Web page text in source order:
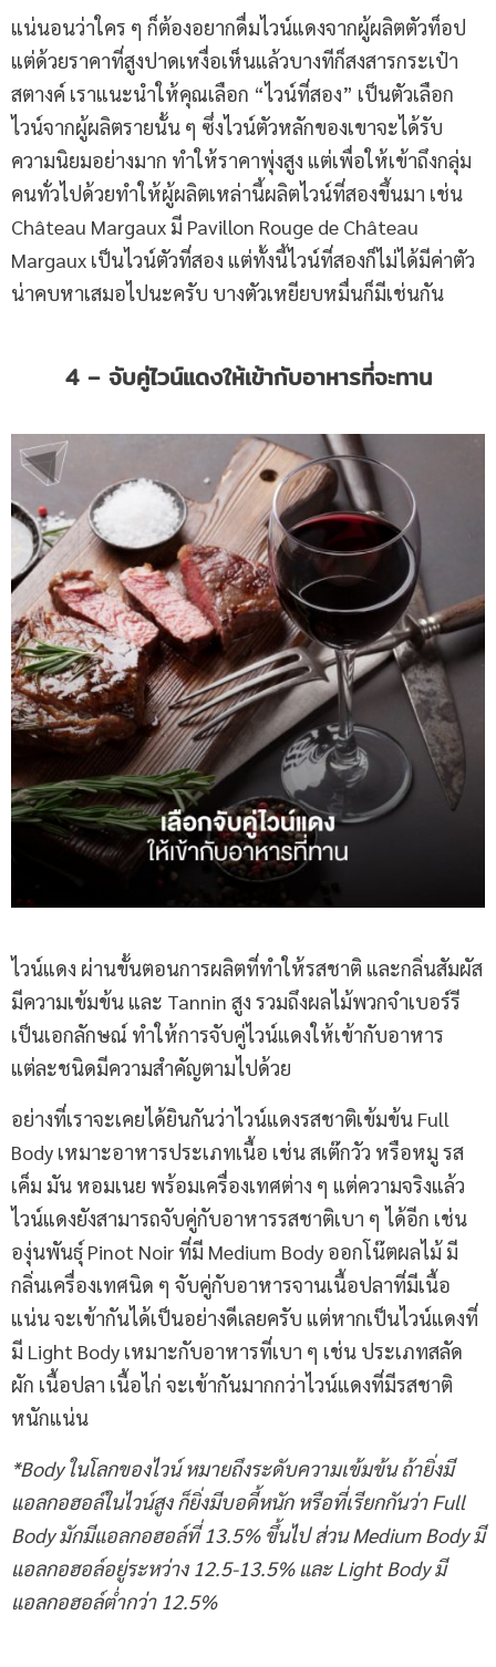
แน่นอนว่าใคร ๆ ก็ต้องอยากดื่มไวน์แดงจากผู้ผลิตตัวท็อป
แต่ด้วยราคาที่สูงปาดเหงื่อเห็นแล้วบางทีก็สงสารกระเป๋า
สตางค์ เราแนะนำให้คุณเลือก “ไวน์ที่สอง” เป็นตัวเลือก
ไวน์จากผู้ผลิตรายนั้น ๆ ซึ่งไวน์ตัวหลักของเขาจะได้รับ
ความนิยมอย่างมาก ทำให้ราคาพุ่งสูง แต่เพื่อให้เข้าถึงกลุ่ม
คนทั่วไปด้วยทำให้ผู้ผลิตเหล่านี้ผลิตไวน์ที่สองขึ้นมา เช่น
Château Margaux มี Pavillon Rouge de Château
Margaux เป็นไวน์ตัวที่สอง แต่ทั้งนี้ไวน์ที่สองก็ไม่ได้มีค่าตัว
น่าคบหาเสมอไปนะครับ บางตัวเหยียบหมื่นก็มีเช่นกัน
4 – จับคู่ไวน์แดงให้เข้ากับอาหารที่จะทาน
ไวน์แดง ผ่านขั้นตอนการผลิตที่ทำให้รสชาติ และกลิ่นสัมผัส
มีความเข้มข้น และ Tannin สูง รวมถึงผลไม้พวกจำเบอร์รี
เป็นเอกลักษณ์ ทำให้การจับคู่ไวน์แดงให้เข้ากับอาหาร
แต่ละชนิดมีความสำคัญตามไปด้วย
อย่างที่เราจะเคยได้ยินกันว่าไวน์แดงรสชาติเข้มข้น Full
Body เหมาะอาหารประเภทเนื้อ เช่น สเต๊กวัว หรือหมู รส
เค็ม มัน หอมเนย พร้อมเครื่องเทศต่าง ๆ แต่ความจริงแล้ว
ไวน์แดงยังสามารถจับคู่กับอาหารรสชาติเบา ๆ ได้อีก เช่น
องุ่นพันธุ์ Pinot Noir ที่มี Medium Body ออกโน๊ตผลไม้ มี
กลิ่นเครื่องเทศนิด ๆ จับคู่กับอาหารจานเนื้อปลาที่มีเนื้อ
แน่น จะเข้ากันได้เป็นอย่างดีเลยครับ แต่หากเป็นไวน์แดงที่
มี Light Body เหมาะกับอาหารที่เบา ๆ เช่น ประเภทสลัด
ผัก เนื้อปลา เนื้อไก่ จะเข้ากันมากกว่าไวน์แดงที่มีรสชาติ
หนักแน่น
*Body ในโลกของไวน์ หมายถึงระดับความเข้มข้น ถ้ายิ่งมี
แอลกอฮอล์ในไวน์สูง ก็ยิ่งมีบอดี้หนัก หรือที่เรียกกันว่า Full
Body มักมีแอลกอฮอล์ที่ 13.5% ขึ้นไป ส่วน Medium Body มี
แอลกอฮอล์อยู่ระหว่าง 12.5-13.5% และ Light Body มี
แอลกอฮอล์ต่ำกว่า 12.5%